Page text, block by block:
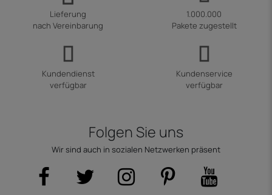
Lieferung
nach Vereinbarung
1.000.000
Pakete zugestellt
Kundendienst
verfügbar
Kundenservice
verfügbar
Folgen Sie uns
Wir sind auch in sozialen Netzwerken präsent